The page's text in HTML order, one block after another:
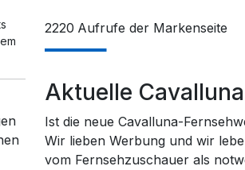
2220 Aufrufe der Markenseite
Aktuelle
Ist die neue Cavalluna-
Wir lieben Werbung und wir
vom Fernsehzuschauer als